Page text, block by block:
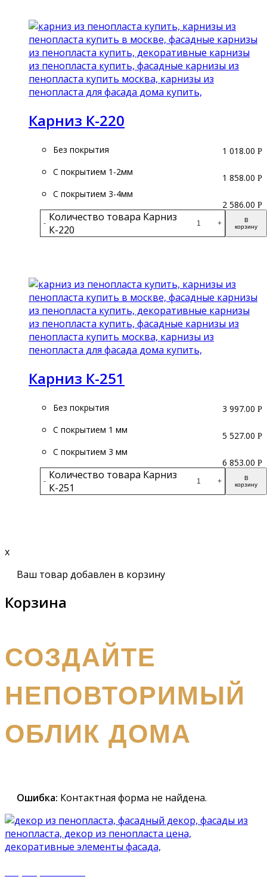
Карниз К-220
Без покрытия
С покрытием 1-2мм
С покрытием 3-4мм
- Количество товара Карниз
К-220
+
В
корзину
1 018.00 Р
1 858.00 Р
2 586.00 Р
Карниз К-251
Без покрытия
С покрытием 1 мм
С покрытием 3 мм
- Количество товара Карниз
К-251
+
В
корзину
3 997.00 Р
5 527.00 Р
6 853.00 Р
x
Ваш товар добавлен в корзину
Корзина
СОЗДАЙТЕ
НЕПОВТОРИМЫЙ
ОБЛИК ДОМА
Ошибка: Контактная форма не найдена.